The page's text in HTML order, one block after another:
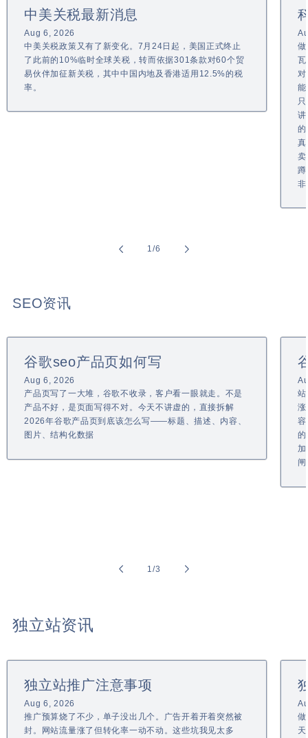
中美关税最新消息
Aug 6, 2026
中美关税政策又有了新变化。7月24日起，美国正式终止
了此前的10%临时全球关税，转而依据301条款对60个贸
易伙伴加征新关税，其中中国内地及香港适用12.5%的税
率。
做
瓦
对
能
讲
的
真
卖
蹲
非
1/of
6
SEO资讯
谷歌seo产品页如何写
Aug 6, 2026
产品页写了一大堆，谷歌不收录，客户看一眼就走。不是
产品不好，是页面写得不对。今天不讲虚的，直接拆解
2026年谷歌产品页到底该怎么写——标题、描述、内容、
图片、结构化数据
站
涨
容
的
加
1/of
3
独立站资讯
独立站推广注意事项
Aug 6, 2026
推广预算烧了不少，单子没出几个。广告开着开着突然被
封。网站流量涨了但转化率一动不动。这些坑我见太多
做